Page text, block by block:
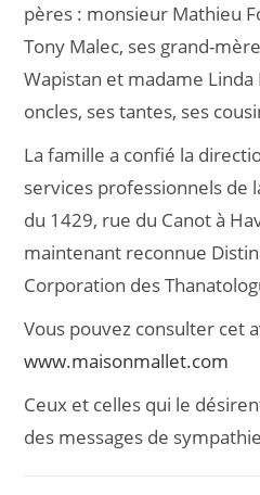
pères : monsieur Mathieu
Tony Malec, ses grand-
Wapistan et madame Linda
oncles, ses tantes, ses
La famille a confié la
services professionnels de
du 1429, rue du Canot à
maintenant reconnue
Corporation des
Vous pouvez consulter cet
www.maisonmallet.com
Ceux et celles qui le
des messages de